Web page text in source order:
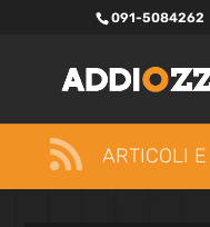
091-5084262
 ARTICOLI E